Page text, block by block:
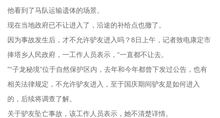
他看到了马队运输遗体的场景。
现在当地政府已不让进入了，沿途的补给点也撤了。
因为事故发生后，才不允许驴友进入吗？8日上午，记者致电康定市
捧塔乡人民政府，一工作人员表示，“一直都不让去。
”“子龙秘境”位于自然保护区内，去年和今年都曾下发过公告，也有
相关法律规定，不允许驴友进入，至于国庆期间驴友是如何进入
的，后续将调查了解。
关于驴友坠亡事故，该工作人员表示，她不清楚详情。